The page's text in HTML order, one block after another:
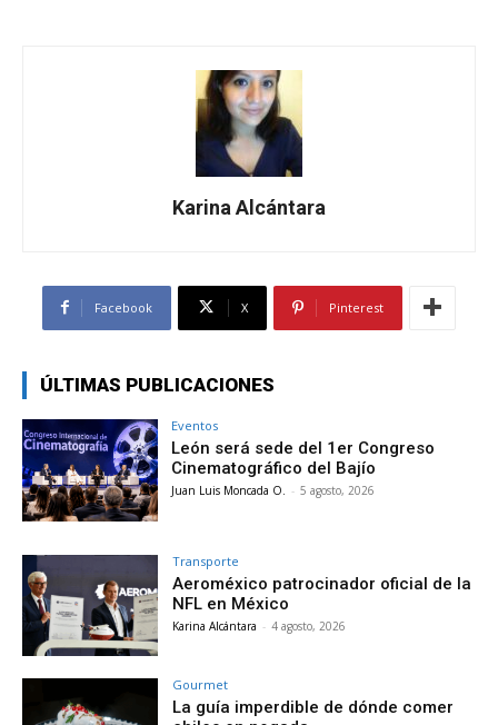
Karina Alcántara
Facebook X Pinterest
ÚLTIMAS PUBLICACIONES
Eventos
León será sede del 1er Congreso
Cinematográfico del Bajío
Juan Luis Moncada O. - 5 agosto, 2026
Transporte
Aeroméxico patrocinador oficial de la
NFL en México
Karina Alcántara - 4 agosto, 2026
Gourmet
La guía imperdible de dónde comer